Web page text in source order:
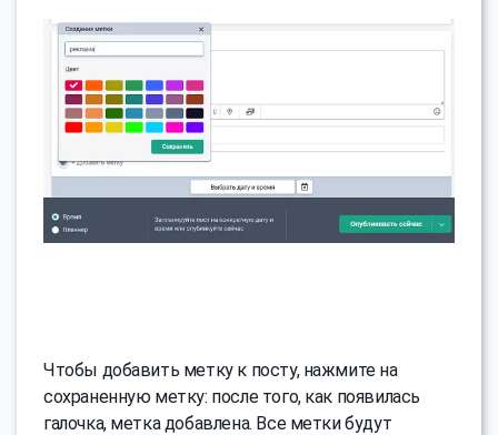
Чтобы добавить метку к посту, нажмите на
сохраненную метку: после того, как появилась
галочка, метка добавлена. Все метки будут